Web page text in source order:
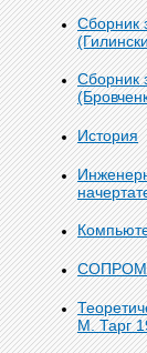
Сборник
Сборник
История
М. Тарг